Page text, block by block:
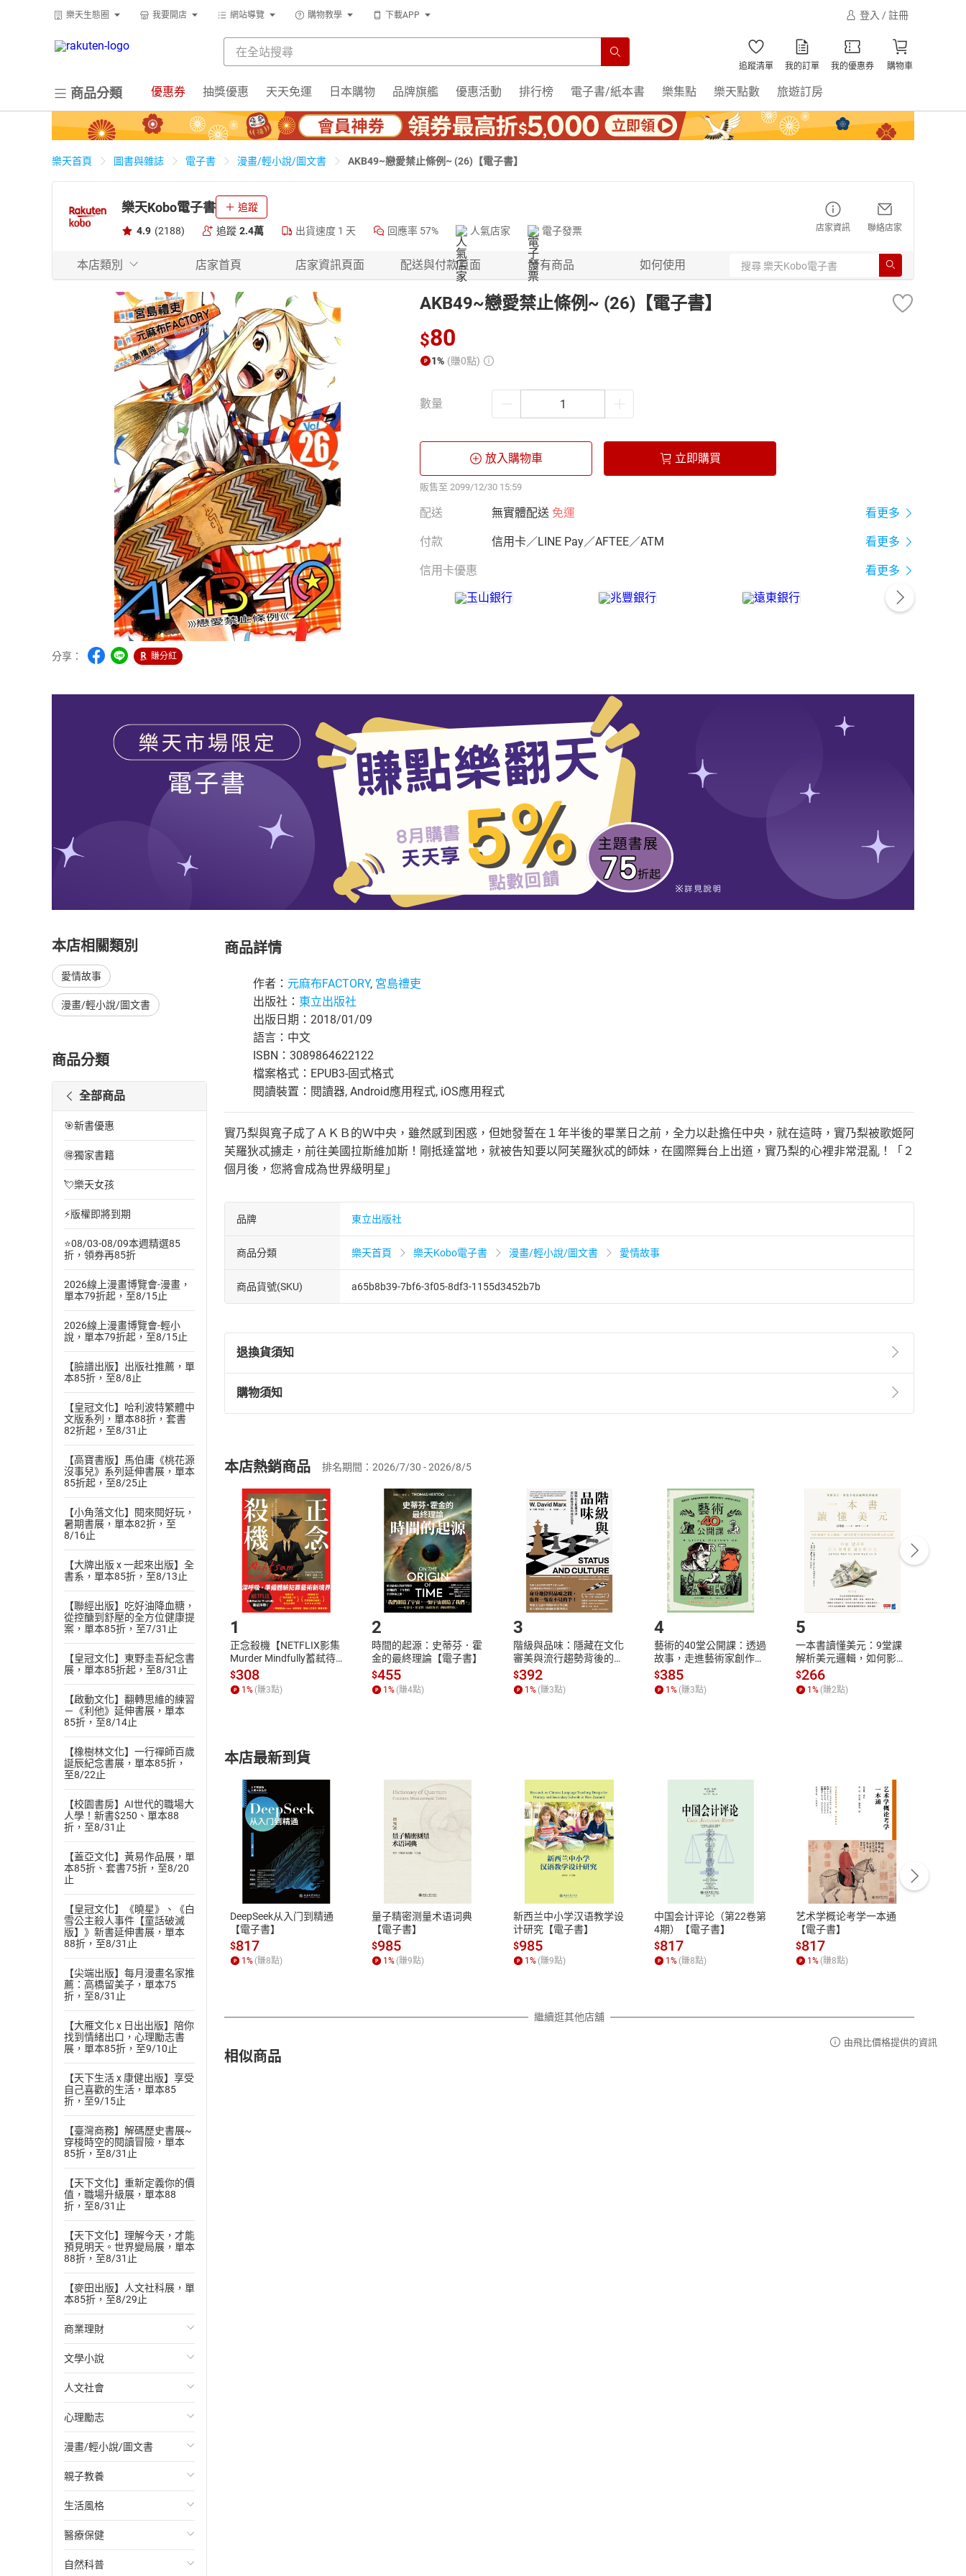
樂天生態圈 我要開店 網站導覽 購物教學 下載APP 登入 / 註冊
追蹤清單 我的訂單 我的優惠券 購物車
商品分類 優惠券 抽獎優惠 天天免運 日本購物 品牌旗艦 優惠活動 排行榜 電子書/紙本書 樂集點 樂天點數 旅遊訂房
樂天首頁 圖書與雜誌 電子書 漫畫/輕小說/圖文書 AKB49~戀愛禁止條例~ (26)【電子書】
樂天Kobo電子書 追蹤
4.9 (2188) 追蹤 2.4萬 出貨速度 1 天 回應率 57% 人氣店家 電子發票 店家資訊 聯絡店家
本店類別 店家首頁 店家資訊頁面 配送與付款頁面 所有商品 如何使用
分享： 賺分紅
AKB49~戀愛禁止條例~ (26)【電子書】
$80
1% (賺0點)
數量
放入購物車 立即購買
販售至 2099/12/30 15:59
配送 無實體配送 免運 看更多
付款 信用卡／LINE Pay／AFTEE／ATM 看更多
信用卡優惠 看更多
本店相關類別
愛情故事
漫畫/輕小說/圖文書
商品分類
全部商品
🎯新書優惠
🉐獨家書籍
💘樂天女孩
⚡版權即將到期
⭐08/03-08/09本週精選85
折，領券再85折
2026線上漫畫博覽會-漫畫，
單本79折起，至8/15止
2026線上漫畫博覽會-輕小
說，單本79折起，至8/15止
【臉譜出版】出版社推薦，單
本85折，至8/8止
【皇冠文化】哈利波特繁體中
文版系列，單本88折，套書
82折起，至8/31止
【高寶書版】馬伯庸《桃花源
沒事兒》系列延伸書展，單本
85折起，至8/25止
【小角落文化】閱來閱好玩，
暑期書展，單本82折，至
8/16止
【大牌出版 x 一起來出版】全
書系，單本85折，至8/13止
【聯經出版】吃好油降血糖，
從控醣到舒壓的全方位健康提
案，單本85折，至7/31止
【皇冠文化】東野圭吾紀念書
展，單本85折起，至8/31止
【啟動文化】翻轉思維的練習
－《利他》延伸書展，單本
85折，至8/14止
【橡樹林文化】一行禪師百歲
誕辰紀念書展，單本85折，
至8/22止
【校園書房】AI世代的職場大
人學！新書$250、單本88
折，至8/31止
【蓋亞文化】黃易作品展，單
本85折、套書75折，至8/20
止
【皇冠文化】《曉星》、《白
雪公主殺人事件【童話破滅
版】》新書延伸書展，單本
88折，至8/31止
【尖端出版】每月漫畫名家推
薦：高橋留美子，單本75
折，至8/31止
【大雁文化 x 日出出版】陪你
找到情緒出口，心理勵志書
展，單本85折，至9/10止
【天下生活 x 康健出版】享受
自己喜歡的生活，單本85
折，至9/15止
【臺灣商務】解碼歷史書展~
穿梭時空的閱讀冒險，單本
85折，至8/31止
【天下文化】重新定義你的價
值，職場升級展，單本88
折，至8/31止
【天下文化】理解今天，才能
預見明天。世界變局展，單本
88折，至8/31止
【麥田出版】人文社科展，單
本85折，至8/29止
商業理財
投資理財
經濟/趨勢
財務/金融
管理/領導
職場工作術
成功法
行銷/廣告
傳記
文學小說
歐美文學
日本文學
韓國文學
華文文學
經典文學
成長/家庭生活小說
懸疑/推理小說
人文社會
國際關係
政治
社會科學
台灣/中國歷史
日/韓歷史
其他歷史/史學
心理勵志
心靈成長/情緒
人際關係
兩性關係
心理學
漫畫/輕小說/圖文書
輕小說
奇幻/科幻
愛情故事
職場/社會寫實
親子教養
教育現場
兒童文學/故事
兒童科普/學習
生活風格
飲食/食譜
健身/美顏
醫療保健
健康/養生
自然科普
商品詳情
作者： 元麻布FACTORY, 宮島禮吏
出版社： 東立出版社
出版日期：2018/01/09
語言：中文
ISBN：3089864622122
檔案格式：EPUB3-固式格式
閱讀裝置：閱讀器, Android應用程式, iOS應用程式
實乃梨與寬子成了ＡＫＢ的Ｗ中央，雖然感到困惑，但她發誓在１年半後的畢業日之前，全力以赴擔任中央，就在這時，實乃梨被歌姬阿
芙羅狄忒擄走，前往美國拉斯維加斯！剛抵達當地，就被告知要以阿芙羅狄忒的師妹，在國際舞台上出道，實乃梨的心裡非常混亂！「２
個月後，您將會成為世界級明星」
品牌 東立出版社
商品分類 樂天首頁 樂天Kobo電子書 漫畫/輕小說/圖文書 愛情故事
商品貨號(SKU) a65b8b39-7bf6-3f05-8df3-1155d3452b7b
退換貨須知
退換貨規定：
(一)依消費者保護法第19條第1項後段暨通訊交易解除權合理例外情事適用準則第2條第5款之規定，「非以有形媒介提供之數位
(二)消費者訂購本店鋪之商品即代表知悉本店鋪所銷售之商品為電子書，屬非以有形媒介提供之數位內容，消費者同意若訂購後
且已下載/存取電子書，不得請求退貨退款。
退貨方式：您欲取消訂單或辦理退貨時，請登入樂天市場，並於「我的訂單」中點選「瀏覽訂單明細」
「申請取消訂單/ 退
貨」，本店鋪將依您的申請進行審核，待審核通過後將為您辦理退款事宜。
請注意，樂天市場須以整筆訂單為單位進行取消/退貨，恕無法以單支商品取消/退貨。
購物須知
挑選商品
Choose
放入購物車
Shopping cart
登入帳號
Login
付款方式
Payment
完成訂單
Complete
購書後，如何開始使用？
Step1.選擇閱讀載具 Step2.登入帳號，下載書籍後看書
付款方式
ATM轉帳、信用卡、LINE PAY、AFTEE
退換貨規範
之權利，遽消費者保護法及通訊交易解
除權合理例外情事適用準則，依商品性
質各有不同規定。詳細退換貨說明請參
照各商品說明。
客服資訊
服務時間：週一到週五 10:00-12:00、
13:00-17:00 (國定假日及例假日休息)
客服電話：0080-1857077
本店熱銷商品 排名期間：2026/7/30 - 2026/8/5
1
正念殺機【NETFLIX影集
Murder Mindfully蓄弒待
發】【電子書】
$308
1 % (賺3點)
2
時間的起源：史蒂芬．霍
金的最終理論【電子書】
$455
1 % (賺4點)
3
階級與品味：隱藏在文化
審美與流行趨勢背後的地
位渴望【電子書】
$392
1 % (賺3點)
4
藝術的40堂公開課：透過
故事，走進藝術家創作現
場，看藝術如何誕生、如
何形塑人類生活【電子
書】
$385
1% (賺3點)
5
一本書讀懂美元：9堂課
解析美元邏輯，如何影響
全球經濟和每個人的投資
【電子書】
$266
1% (賺2點)
本店最新到貨
DeepSeek从入门到精通
【電子書】
$817
1 % (賺8點)
量子精密测量术语词典
【電子書】
$985
1 % (賺9點)
新西兰中小学汉语教学设
计研究【電子書】
$985
1 % (賺9點)
中国会计评论（第22卷第
4期）【電子書】
$817
1% (賺8點)
艺术学概论考学一本通
【電子書】
$817
1% (賺8點)
繼續逛其他店舖
相似商品
由飛比價格提供的資訊